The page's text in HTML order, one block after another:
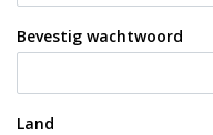
Bevestig wachtwoord
Land